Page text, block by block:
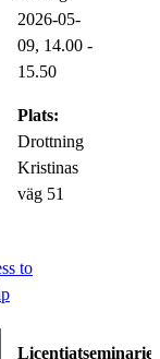
2026-05-
09, 14.00 -
15.50
Plats:
Drottning
Kristinas
väg 51
to
Licentiatseminarier